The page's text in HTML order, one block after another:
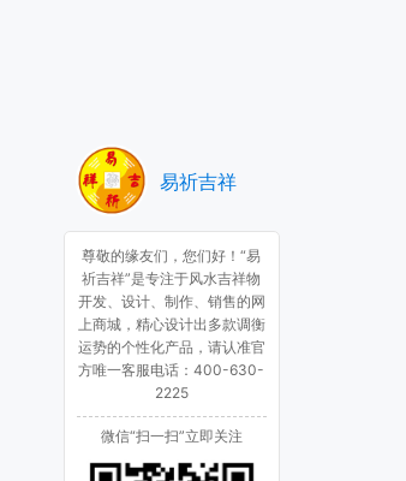
易祈吉祥
尊敬的缘友们，您们好！“易
祈吉祥”是专注于风水吉祥物
开发、设计、制作、销售的网
上商城，精心设计出多款调衡
运势的个性化产品，请认准官
方唯一客服电话：400-630-
2225
微信“扫一扫”立即关注